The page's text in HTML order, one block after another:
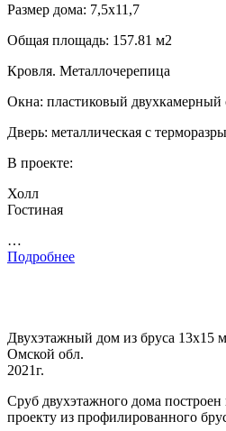
Размер дома: 7,5х11,7
Общая площадь: 157.81 м2
Кровля. Металлочерепица
Окна: пластиковый двухкамерный
Дверь: металлическая с
В проекте:
Холл
Гостиная
…
Подробнее
Двухэтажный дом из бруса 13х15
Омской обл.
2021г.
Сруб двухэтажного дома
проекту из профилированного